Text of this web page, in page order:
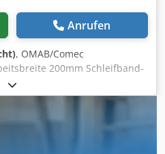
Anrufen
, OMAB/Comec
200mm Schleifband-
Hauptmotor 5,5
0,25 kW
der Maschine